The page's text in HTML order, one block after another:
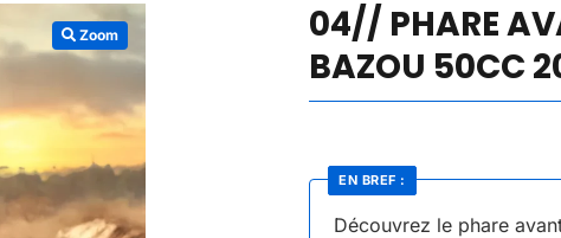
Zoom
04// PHARE
BAZOU 50CC
Découvrez le phare
EN BREF :